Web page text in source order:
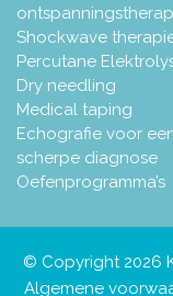
Shockwave
Percutane
Dry needling
Medical taping
Echografie voor
scherpe diagnose
Oefenprogramma’s
© Copyright 2026
Algemene